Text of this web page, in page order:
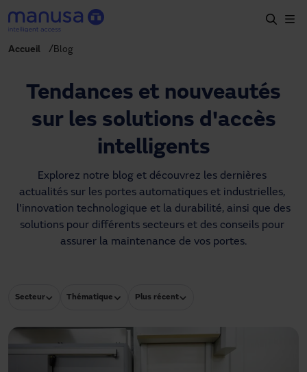
Aller au contenu principal
Produits et secteurs
Services
Projets
Blog
À propos de nous
Accueil Blog
Tendances et nouveautés
sur les solutions d'accès
intelligents
Explorez notre blog et découvrez les dernières
actualités sur les portes automatiques et industrielles,
l'innovation technologique et la durabilité, ainsi que des
solutions pour différents secteurs et des conseils pour
assurer la maintenance de vos portes.
Secteur Thématique Plus récent